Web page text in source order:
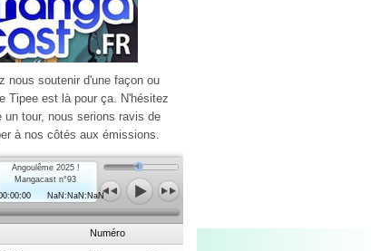
nous soutenir d'une façon ou
Tipee est là pour ça. N'hésitez
un tour, nous serions ravis de
à nos côtés aux émissions.
Angoulême 2025 !
Mangacast n°93
NaN:NaN:NaN
Numéro